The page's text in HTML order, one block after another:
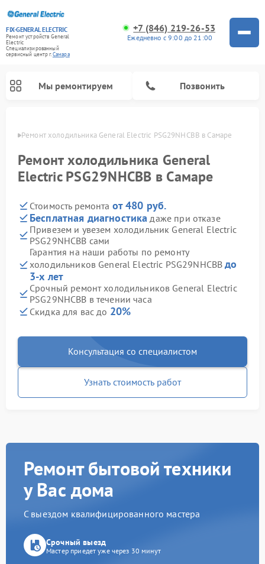
FIX-GENERAL ELECTRIC
Ремонт устройств General
Electric
Специализированный
cервисный центр г.Самара
+7 (846) 219-26-53
Ежедневно с 9:00 до 21:00
Мы ремонтируем Позвонить
Ремонт холодильника General Electric PSG29NHCBB в Самаре
Ремонт холодильника General
Electric PSG29NHCBB в Самаре
Стоимость ремонта от 480 руб.
Бесплатная диагностика даже при отказе
Привезем и увезем холодильник General Electric
PSG29NHCBB сами
Гарантия на наши работы по ремонту
холодильников General Electric PSG29NHCBBдо
3-х лет
Срочный ремонт холодильников General Electric
PSG29NHCBB в течении часа
Скидка для вас до 20%
Консультация со специалистом
Узнать стоимость работ
Ремонт бытовой техники
у Вас дома
С выездом квалифицированного мастера
Срочный выезд
Мастер приедет уже через 30 минут